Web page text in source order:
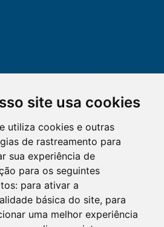
site usa cookies
utiliza cookies e outras
de rastreamento para
sua experiência de
para os seguintes
para ativar a
básica do site, para
uma melhor experiência